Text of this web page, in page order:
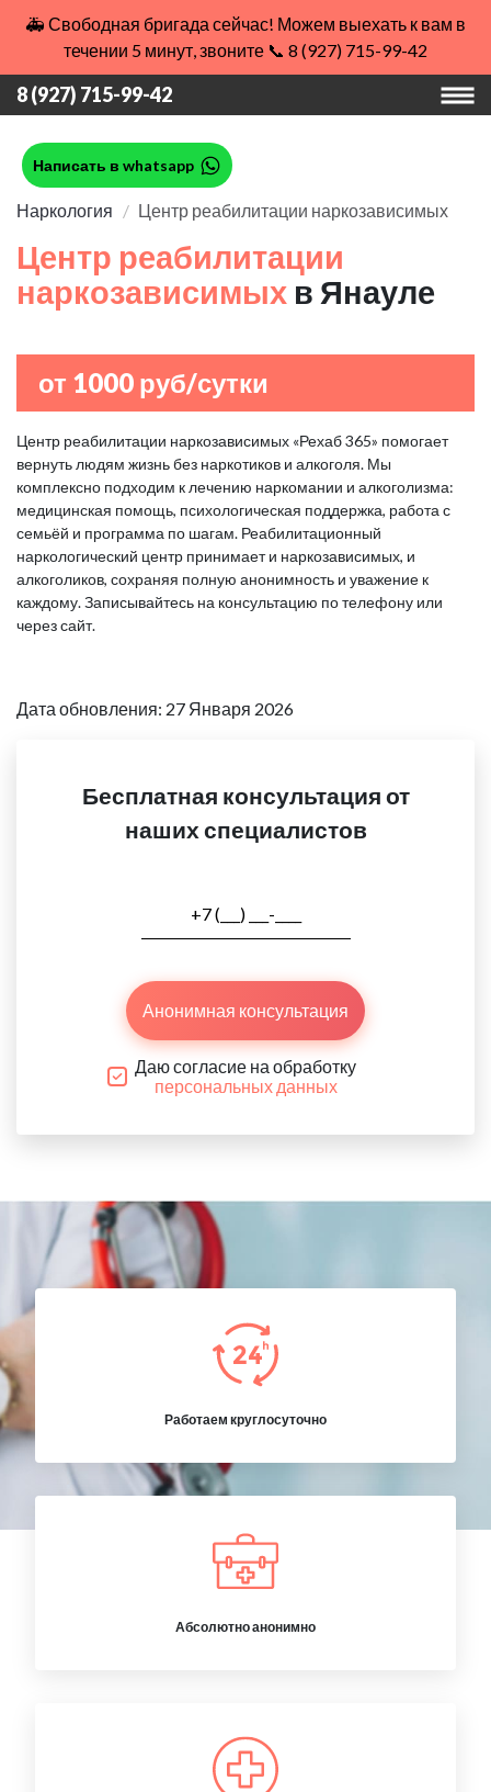
🚑 Свободная бригада сейчас! Можем выехать к вам в
течении 5 минут, звоните 📞 8 (927) 715-99-42
8 (927) 715-99-42
Написать в whatsapp
Наркология Центр реабилитации наркозависимых
Центр реабилитации
наркозависимых в Янауле
от 1000 руб/сутки
Центр реабилитации наркозависимых «Рехаб 365» помогает
вернуть людям жизнь без наркотиков и алкоголя. Мы
комплексно подходим к лечению наркомании и алкоголизма:
медицинская помощь, психологическая поддержка, работа с
семьёй и программа по шагам. Реабилитационный
наркологический центр принимает и наркозависимых, и
алкоголиков, сохраняя полную анонимность и уважение к
каждому. Записывайтесь на консультацию по телефону или
через сайт.
Дата обновления: 27 Января 2026
Бесплатная консультация от
наших специалистов
Анонимная консультация
Даю согласие на обработку
персональных данных
Работаем круглосуточно
Абсолютно анонимно